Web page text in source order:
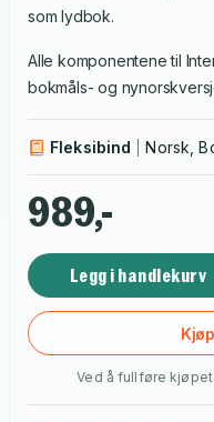
som lydbok.
Alle komponentene til
bokmåls- og
Fleksibind Norsk,
989,-
Legg i handlekurv
Ved å fullføre